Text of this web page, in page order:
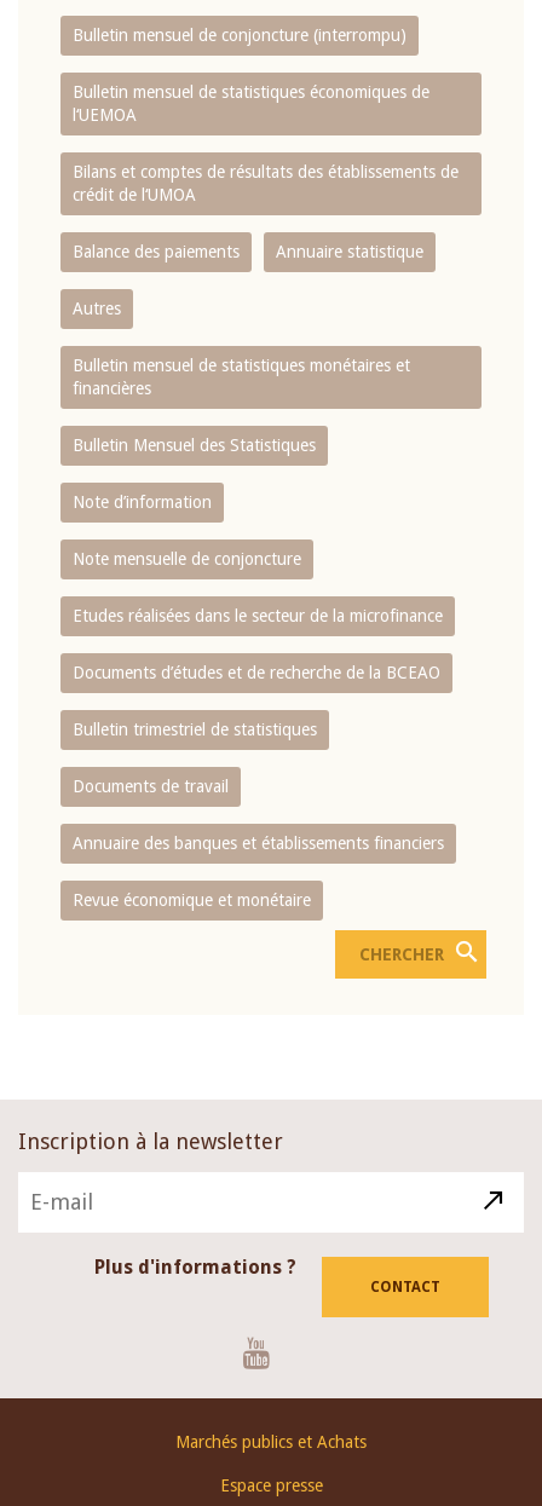
Bulletin mensuel de conjoncture (interrompu)
Bulletin mensuel de statistiques économiques de
l‘UEMOA
Bilans et comptes de résultats des établissements de
crédit de l‘UMOA
Balance des paiements Annuaire statistique
Autres
Bulletin mensuel de statistiques monétaires et
financières
Bulletin Mensuel des Statistiques
Note d’information
Note mensuelle de conjoncture
Etudes réalisées dans le secteur de la microfinance
Documents d’études et de recherche de la BCEAO
Bulletin trimestriel de statistiques
Documents de travail
Annuaire des banques et établissements financiers
Revue économique et monétaire
Inscription à la newsletter
Plus d'informations ?
CONTACT
Marchés publics et Achats
Espace presse